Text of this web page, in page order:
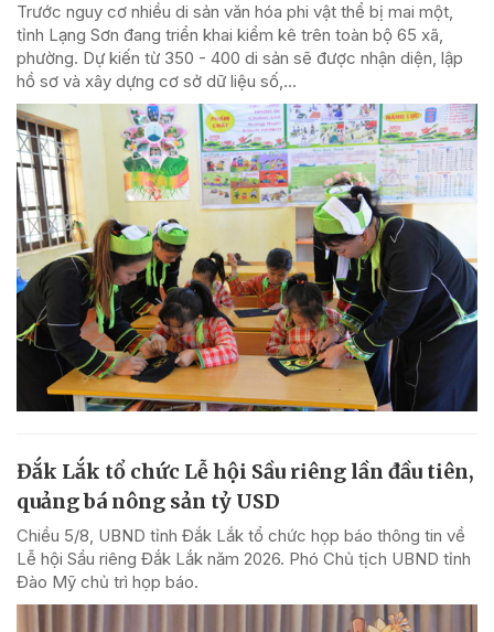
Trước nguy cơ nhiều di sản văn hóa phi vật thể bị mai một,
tỉnh Lạng Sơn đang triển khai kiểm kê trên toàn bộ 65 xã,
phường. Dự kiến từ 350 - 400 di sản sẽ được nhận diện, lập
hồ sơ và xây dựng cơ sở dữ liệu số,...
Đắk Lắk tổ chức Lễ hội Sầu riêng lần đầu tiên,
quảng bá nông sản tỷ USD
Chiều 5/8, UBND tỉnh Đắk Lắk tổ chức họp báo thông tin về
Lễ hội Sầu riêng Đắk Lắk năm 2026. Phó Chủ tịch UBND tỉnh
Đào Mỹ chủ trì họp báo.